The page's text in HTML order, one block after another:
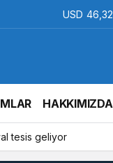
USD 46,32
HAKKIMIZDA
tesis geliyor